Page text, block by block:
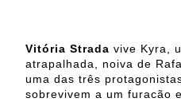
Vitória Strada vive Kyra,
atrapalhada, noiva de
uma das três
sobrevivem a um furacão